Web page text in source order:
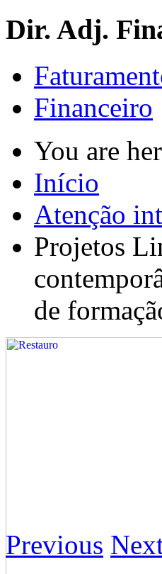
Dir. Adj.
Financeiro
You are
Início
Atenção
Projetos
de
Previous